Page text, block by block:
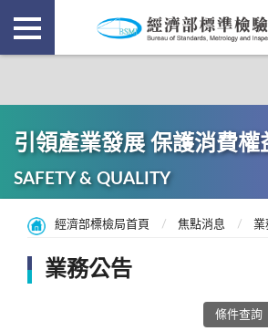
引領產業發展 保護消費權
SAFETY & QUALITY
經濟部標檢局首頁 焦點消息 業
業務公告
條件查詢